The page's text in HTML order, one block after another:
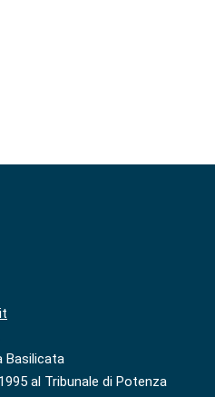
Basilicata
al Tribunale di Potenza